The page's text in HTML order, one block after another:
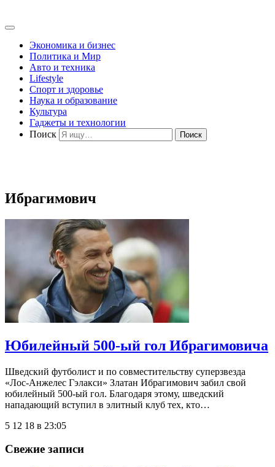
Экономика и бизнес
Политика и Мир
Авто и техника
Lifestyle
Спорт и здоровье
Наука и образование
Культура
Гаджеты и технологии
Поиск
Ибрагимович
Юбилейный 500-ый гол Ибрагимовича
Шведский футболист и по совместительству суперзвезда
«Лос-Анжелес Гэлакси» Златан Ибрагимович забил свой
юбилейный 500-ый гол. Благодаря этому, шведский
нападающий вступил в элитный клуб тех, кто…
5 12 18 в 23:05
Свежие записи